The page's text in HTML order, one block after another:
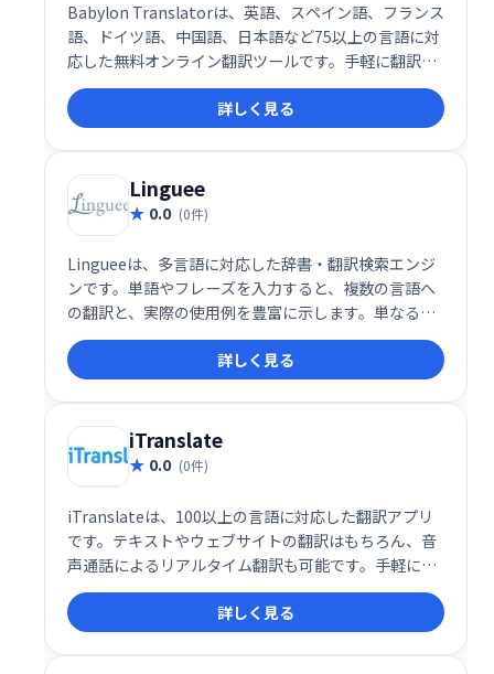
Babylon Translatorは、英語、スペイン語、フランス
語、ドイツ語、中国語、日本語など75以上の言語に対
応した無料オンライン翻訳ツールです。手軽に翻訳で
きるため、個人利用からビジネス利用まで幅広く活用
できます。
詳しく見る
Linguee
0.0 (0件)
Lingueeは、多言語に対応した辞書・翻訳検索エンジ
ンです。単語やフレーズを入力すると、複数の言語へ
の翻訳と、実際の使用例を豊富に示します。単なる翻
訳だけでなく、自然な表現を学ぶことができるため、
より正確でニュアンスのある翻訳、文章作成に役立ち
ます。 多くの言語に対応し、学習や業務効率の向上に
貢献します。
詳しく見る
iTranslate
0.0 (0件)
iTranslateは、100以上の言語に対応した翻訳アプリ
です。テキストやウェブサイトの翻訳はもちろん、音
声通話によるリアルタイム翻訳も可能です。手軽に翻
訳が必要な場面で活躍し、世界中の人々とのコミュニ
ケーションをスムーズにします。主要な翻訳機能と辞
書機能を備え、旅やビジネスなど幅広い用途でご利用
いただけます。
詳しく見る